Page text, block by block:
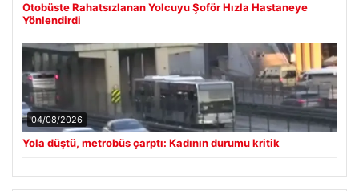
Otobüste Rahatsızlanan Yolcuyu Şoför Hızla Hastaneye
Yönlendirdi
04/08/2026
Yola düştü, metrobüs çarptı: Kadının durumu kritik